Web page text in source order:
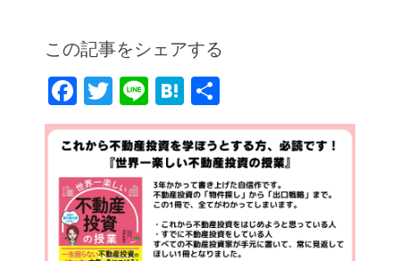
この記事をシェアする
F
a
c
e
b
o
T
w
itt
er
Li
n
e
H
at
e
n
a
有